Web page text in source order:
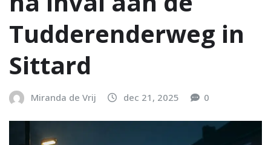
Tudderenderweg in
Sittard
Miranda de Vrij dec 21, 2025 0